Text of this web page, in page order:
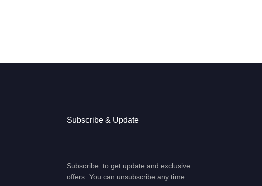
Subscribe & Update
Subscribe to get update and exclusive
offers. You can unsubscribe any time.